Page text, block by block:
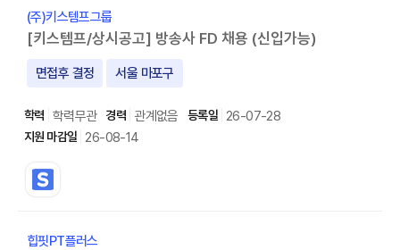
(주)키스템프그룹
[키스템프/상시공고] 방송사 FD 채용 (신입가능)
면접후 결정 서울 마포구
학력무관 관계없음
26-07-28
26-08-14
힙핏PT플러스